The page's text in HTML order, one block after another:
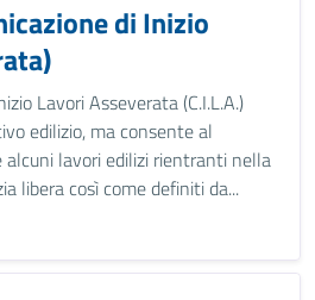
di Inizio
Lavori Asseverata (C.I.L.A.)
edilizio, ma consente al
alcuni lavori edilizi rientranti nella
libera così come definiti da...